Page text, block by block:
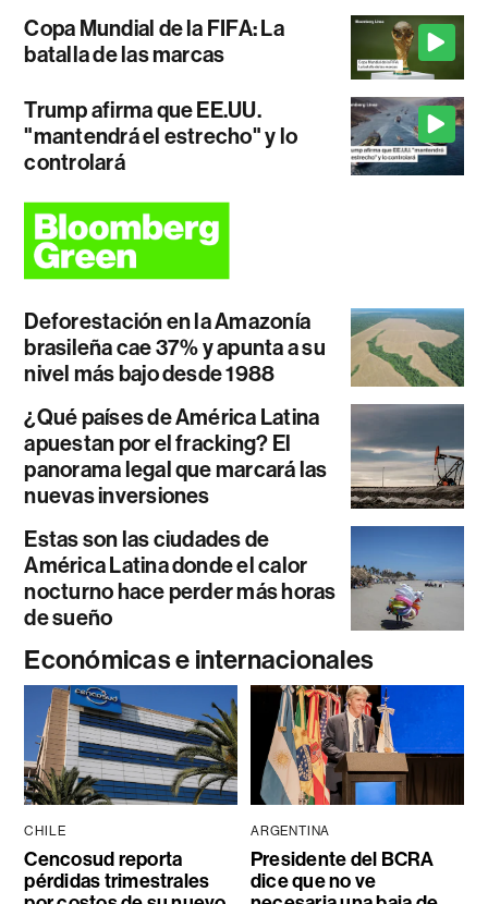
Copa Mundial de la FIFA: La
batalla de las marcas
Trump afirma que EE.UU.
"mantendrá el estrecho" y lo
controlará
Deforestación en la Amazonía
brasileña cae 37% y apunta a su
nivel más bajo desde 1988
¿Qué países de América Latina
apuestan por el fracking? El
panorama legal que marcará las
nuevas inversiones
Estas son las ciudades de
América Latina donde el calor
nocturno hace perder más horas
de sueño
Económicas e internacionales
CHILE
Cencosud reporta
pérdidas trimestrales
ARGENTINA
Presidente del BCRA
dice que no ve